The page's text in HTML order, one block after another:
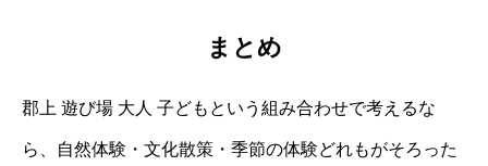
まとめ
郡上 遊び場 大人 子どもという組み合わせで考えるな
ら、自然体験・文化散策・季節の体験どれもがそろった